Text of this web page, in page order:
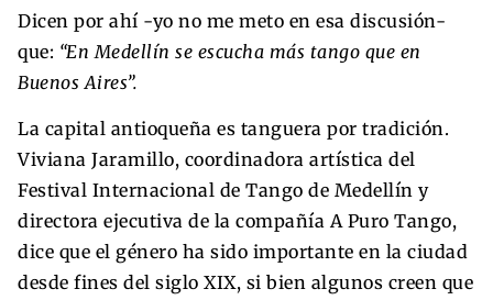
Dicen por ahí -yo no me meto en esa discusión-
que: “En Medellín se escucha más tango que en
Buenos Aires”.
La capital antioqueña es tanguera por tradición.
Viviana Jaramillo, coordinadora artística del
Festival Internacional de Tango de Medellín y
directora ejecutiva de la compañía A Puro Tango,
dice que el género ha sido importante en la ciudad
desde fines del siglo XIX, si bien algunos creen que